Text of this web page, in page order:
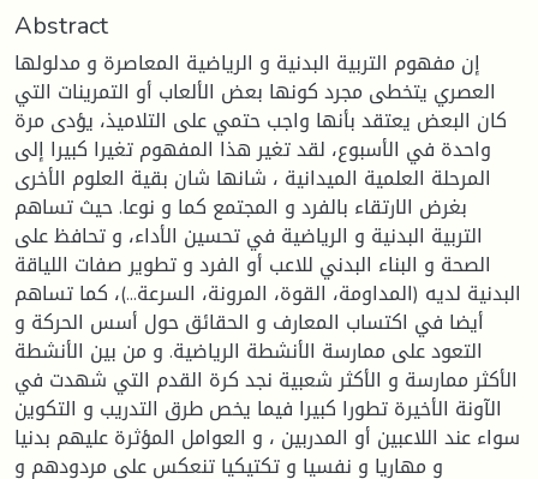
Abstract
إن مفهوم التربية البدنية و الرياضية المعاصرة و مدلولها
العصري يتخطى مجرد كونها بعض الألعاب أو التمرينات التي
كان البعض يعتقد بأنها واجب حتمي على التلاميذ، يؤدى مرة
واحدة في الأسبوع، لقد تغير هذا المفهوم تغيرا كبيرا إلى
المرحلة العلمية الميدانية ، شانها شان بقية العلوم الأخرى
بغرض الارتقاء بالفرد و المجتمع كما و نوعا. حيث تساهم
التربية البدنية و الرياضية في تحسين الأداء، و تحافظ على
الصحة و البناء البدني للاعب أو الفرد و تطوير صفات اللياقة
البدنية لديه (المداومة، القوة، المرونة، السرعة...)، كما تساهم
أيضا في اكتساب المعارف و الحقائق حول أسس الحركة و
التعود على ممارسة الأنشطة الرياضية. و من بين الأنشطة
الأكثر ممارسة و الأكثر شعبية نجد كرة القدم التي شهدت في
الآونة الأخيرة تطورا كبيرا فيما يخص طرق التدريب و التكوين
سواء عند اللاعبين أو المدربين ، و العوامل المؤثرة عليهم بدنيا
و مهاريا و نفسيا و تكتيكيا تنعكس على مردودهم و